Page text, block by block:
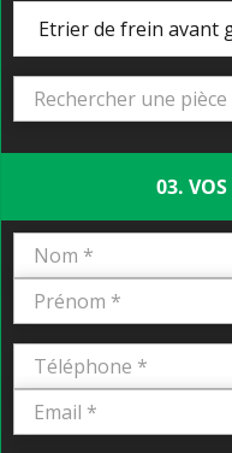
Etrier de frein avant
03.